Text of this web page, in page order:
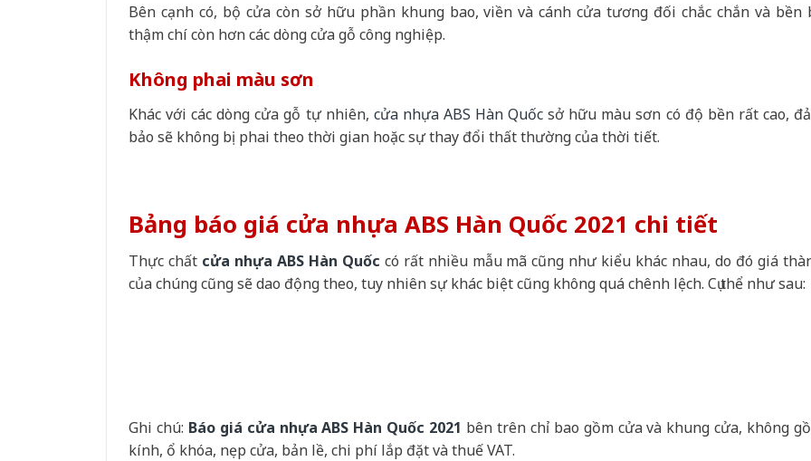
Bên cạnh có, bộ cửa còn sở hữu phần khung bao, viền và cánh cửa tương đối chắc chắn và bền
thậm chí còn hơn các dòng cửa gỗ công nghiệp.
Không phai màu sơn
Khác với các dòng cửa gỗ tự nhiên, cửa nhựa ABS Hàn Quốc sở hữu màu sơn có độ bền rất cao,
bảo sẽ không bị phai theo thời gian hoặc sự thay đổi thất thường của thời tiết.
Bảng báo giá cửa nhựa ABS Hàn Quốc 2021 chi tiết
Thực chất cửa nhựa ABS Hàn Quốc có rất nhiều mẫu mã cũng như kiểu khác nhau, do đó giá
của chúng cũng sẽ dao động theo, tuy nhiên sự khác biệt cũng không quá chênh lệch. Cụ thể như sau:
Ghi chú: Báo giá cửa nhựa ABS Hàn Quốc 2021 bên trên chỉ bao gồm cửa và khung cửa, không
kính, ổ khóa, nẹp cửa, bản lề, chi phí lắp đặt và thuế VAT.